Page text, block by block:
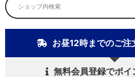
お昼12時までのご注
無料会員登録でポイ